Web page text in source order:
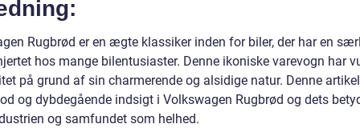
Rugbrød er en ægte klassiker inden for biler, der har en
hos mange bilentusiaster. Denne ikoniske varevogn har
på grund af sin charmerende og alsidige natur. Denne
og dybdegående indsigt i Volkswagen Rugbrød og dets
og samfundet som helhed.